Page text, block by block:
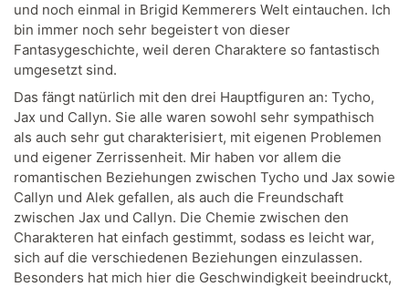
und noch einmal in Brigid Kemmerers Welt eintauchen. Ich
bin immer noch sehr begeistert von dieser
Fantasygeschichte, weil deren Charaktere so fantastisch
umgesetzt sind.
Das fängt natürlich mit den drei Hauptfiguren an: Tycho,
Jax und Callyn. Sie alle waren sowohl sehr sympathisch
als auch sehr gut charakterisiert, mit eigenen Problemen
und eigener Zerrissenheit. Mir haben vor allem die
romantischen Beziehungen zwischen Tycho und Jax sowie
Callyn und Alek gefallen, als auch die Freundschaft
zwischen Jax und Callyn. Die Chemie zwischen den
Charakteren hat einfach gestimmt, sodass es leicht war,
sich auf die verschiedenen Beziehungen einzulassen.
Besonders hat mich hier die Geschwindigkeit beeindruckt,